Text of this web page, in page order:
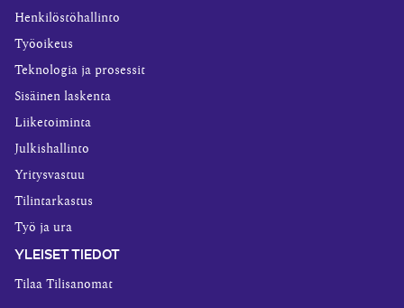
Henkilöstöhallinto
Työoikeus
Teknologia ja prosessit
Sisäinen laskenta
Liiketoiminta
Julkishallinto
Yritysvastuu
Tilintarkastus
Työ ja ura
YLEISET TIEDOT
Tilaa Tilisanomat